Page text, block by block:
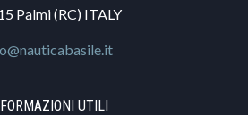
Palmi (RC) ITALY
UTILI